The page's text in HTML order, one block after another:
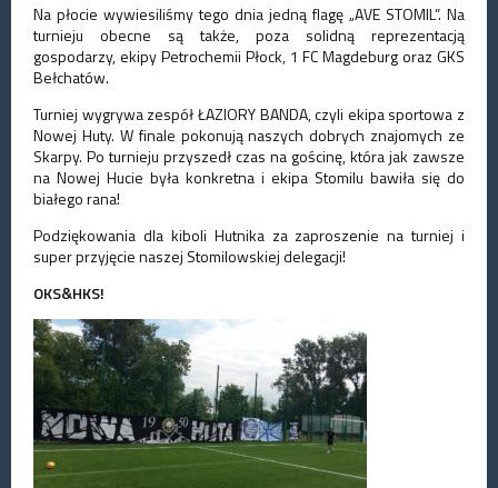
Na płocie wywiesiliśmy tego dnia jedną flagę „AVE STOMIL”. Na
turnieju obecne są także, poza solidną reprezentacją
gospodarzy, ekipy Petrochemii Płock, 1 FC Magdeburg oraz GKS
Bełchatów.
Turniej wygrywa zespół ŁAZIORY BANDA, czyli ekipa sportowa z
Nowej Huty. W finale pokonują naszych dobrych znajomych ze
Skarpy. Po turnieju przyszedł czas na gościnę, która jak zawsze
na Nowej Hucie była konkretna i ekipa Stomilu bawiła się do
białego rana!
Podziękowania dla kiboli Hutnika za zaproszenie na turniej i
super przyjęcie naszej Stomilowskiej delegacji!
OKS&HKS!